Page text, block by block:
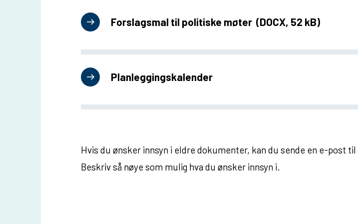
Forslagsmal til politiske møter (DOCX, 52 kB)
Planleggingskalender
Hvis du ønsker innsyn i eldre dokumenter, kan du sende en e-post til
Beskriv så nøye som mulig hva du ønsker innsyn i.